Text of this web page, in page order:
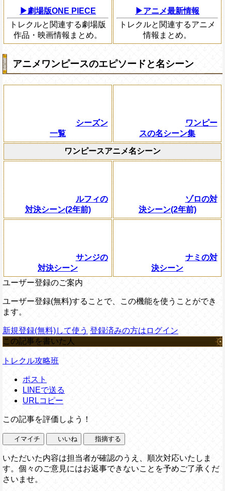
▶劇場版ONE PIECE
トレクルと関連する劇場版
作品・映画情報まとめ。
▶アニメ最新情報
トレクルと関連するアニメ
情報まとめ。
アニメワンピースのエピソードと名シーン
シーズン
一覧
ワンピー
スの名シーン集
ワンピースアニメ名シーン
ルフィの
対決シーン(2年前)
ゾロの対
決シーン(2年前)
サンジの
対決シーン
ナミの対
決シーン
ユーザー登録のご案内
ユーザー登録(無料)することで、この機能を使うことができ
ます。
新規登録(無料)して使う 登録済みの方はログイン
この記事を書いた人
トレクル攻略班
ポスト
LINEで送る
URLコピー
この記事を評価しよう！
イマイチ いいね 指摘する
いただいた内容は担当者が確認のうえ、順次対応いたしま
す。個々のご意見にはお返事できないことを予めご了承くだ
さいませ。